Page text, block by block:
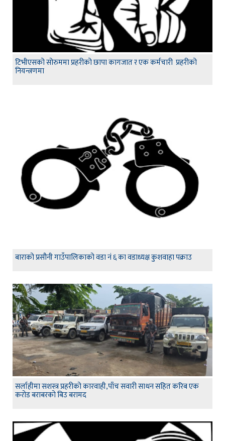
टिभीएसको सोरुममा प्रहरीको छापा कागजात र एक कर्मचारी प्रहरीको
नियन्त्रणमा
बाराको प्रसौनी गाउँपालिकाको वडा नं ६ का वडाध्यक्ष कुशवाहा पक्राउ
सर्लाहीमा सशस्त्र प्रहरीको कारवाही,पाँच सवारी साधन सहित करिब एक
करोड बराबरको बिउ बरामद